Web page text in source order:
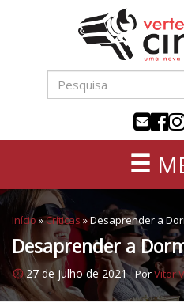
conteúdo
sétima
Início »Críticas »Desaprender a
Desaprender a
27 de julho de 2021 PorVitor